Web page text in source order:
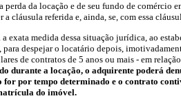
perda da locação e de seu fundo de comércio
cláusula referida e, ainda, se, com essa
exata medida dessa situação jurídica, ao
despejar o locatário depois,
de contratos de 5 anos ou mais - em
durante a locação, o adquirente poderá
for por tempo determinado e o contrato
do imóvel.